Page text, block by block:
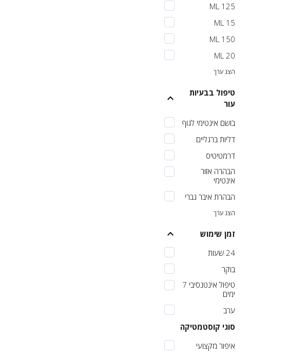
125 ML
15 ML
150 ML
20 ML
הצג ערך
טיפול בבעיות
עור
בושם אינטימי לגוף
דליות ברגליים
דרמטיטיס
הבהרה אזור
אינטימי
הבהרת איבר גברי
הצג ערך
זמן שימוש
24 שעות
בוקר
טיפול אינטנסיבי 7
ימים
ערב
סוגי קוסטמטיקה
איפור מקצועי